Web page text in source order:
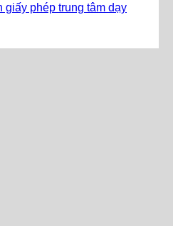
giấy phép trung tâm dạy